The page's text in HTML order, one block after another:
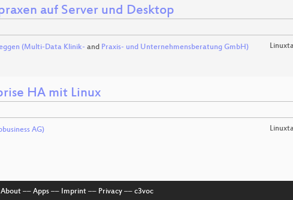
auf Server und Desktop
(Multi-Data Klinik- and Praxis- und Unternehmensberatung GmbH)
HA mit Linux
AG)
About –– Apps –– Imprint –– Privacy –– c3voc